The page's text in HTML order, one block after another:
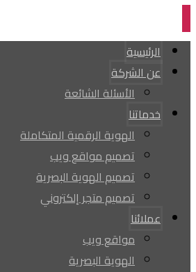
الرئيسية
عن الشركة
الأسئلة الشائعة
خدماتنا
الهوية الرقمية المتكاملة
تصميم مواقع ويب
تصميم الهوية البصرية
تصميم متجر إلكتروني
عملائنا
مواقع ويب
الهوية البصرية